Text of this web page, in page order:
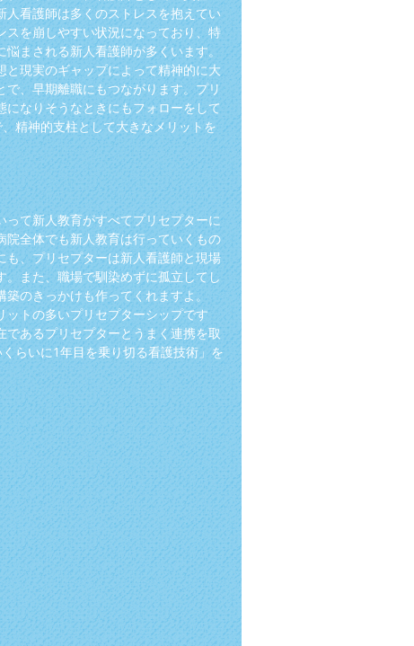
看護師は多くのストレスを抱えてい
スを崩しやすい状況になっており、特
まされる新人看護師が多くいます。
現実のギャップによって精神的に大
で、早期離職にもつながります。プリ
になりそうなときにもフォローをして
精神的支柱として大きなメリットを
て新人教育がすべてプリセプターに
全体でも新人教育は行っていくもの
も、プリセプターは新人看護師と現場
また、職場で馴染めずに孤立してし
のきっかけも作ってくれますよ。
ットの多いプリセプターシップです
あるプリセプターとうまく連携を取
らいに1年目を乗り切る看護技術」を